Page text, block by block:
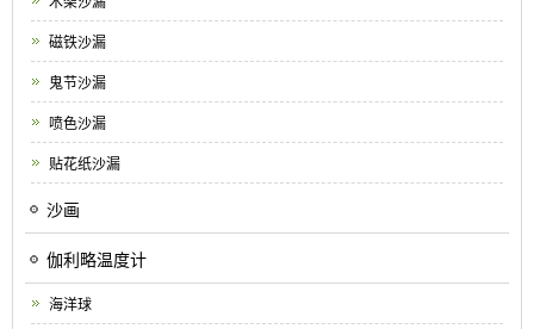
磁铁沙漏
鬼节沙漏
喷色沙漏
贴花纸沙漏
沙画
伽利略温度计
海洋球